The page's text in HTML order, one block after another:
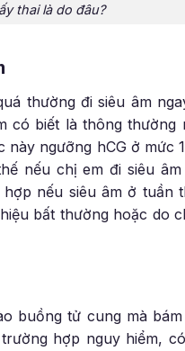
thai là do đâu?
thường đi siêu âm
có biết là thông thường
ngưỡng hCG ở mức
nếu chị em đi siêu
nếu siêu âm ở tuần
bất thường hoặc do
buồng tử cung mà
hợp nguy hiểm,